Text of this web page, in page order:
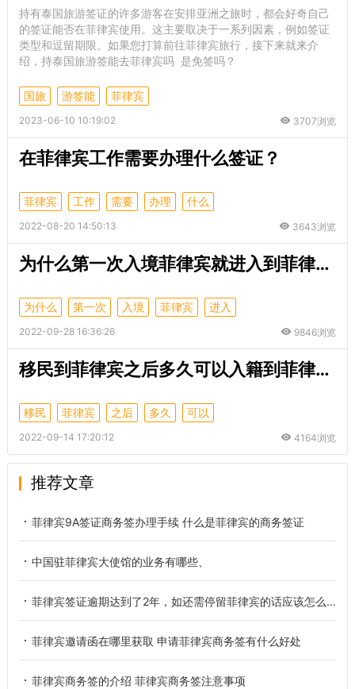
持有泰国旅游签证的许多游客在安排亚洲之旅时，都会好奇自己
的签证能否在菲律宾使用。这主要取决于一系列因素，例如签证
类型和逗留期限。如果您打算前往菲律宾旅行，接下来就来介
绍，持泰国旅游签能去菲律宾吗 是免签吗？
国旅 游签能 菲律宾
2023-06-10 10:19:02 3707浏览
在菲律宾工作需要办理什么签证？
菲律宾 工作 需要 办理 什么
2022-08-20 14:50:13 3643浏览
为什么第一次入境菲律宾就进入到菲律宾的黑名单？
为什么 第一次 入境 菲律宾 进入
2022-09-28 16:36:26 9846浏览
移民到菲律宾之后多久可以入籍到菲律宾？
移民 菲律宾 之后 多久 可以
2022-09-14 17:20:12 4164浏览
推荐文章
菲律宾9A签证商务签办理手续 什么是菲律宾的商务签证
中国驻菲律宾大使馆的业务有哪些、
菲律宾签证逾期达到了2年，如还需停留菲律宾的话应该怎么做？
菲律宾邀请函在哪里获取 申请菲律宾商务签有什么好处
菲律宾商务签的介绍 菲律宾商务签注意事项